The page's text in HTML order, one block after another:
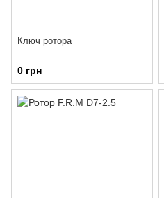
Ключ ротора
0 грн